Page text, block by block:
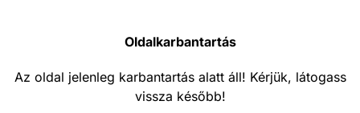
Oldalkarbantartás
Az oldal jelenleg karbantartás alatt áll! Kérjük, látogass
vissza később!